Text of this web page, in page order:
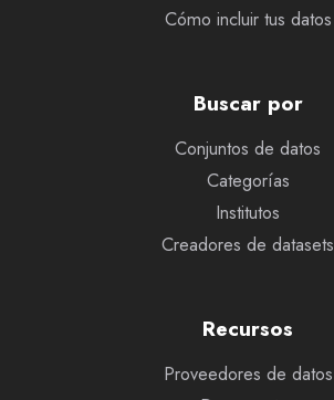
Cómo incluir tus datos
Buscar por
Conjuntos de datos
Categorías
Institutos
Creadores de datasets
Recursos
Proveedores de datos